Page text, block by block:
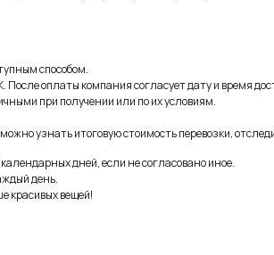
способом.
После оплаты компания согласует дату и время
при получении или по их условиям.
узнать итоговую стоимость перевозки,
дней, если не согласовано иное.
день.
красивых вещей!